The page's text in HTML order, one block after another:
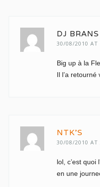
DJ BRANS
30/08/2010 AT
Big up à la
Il l’a
NTK'S
30/08/2010 AT
lol, c’est quoi
en une